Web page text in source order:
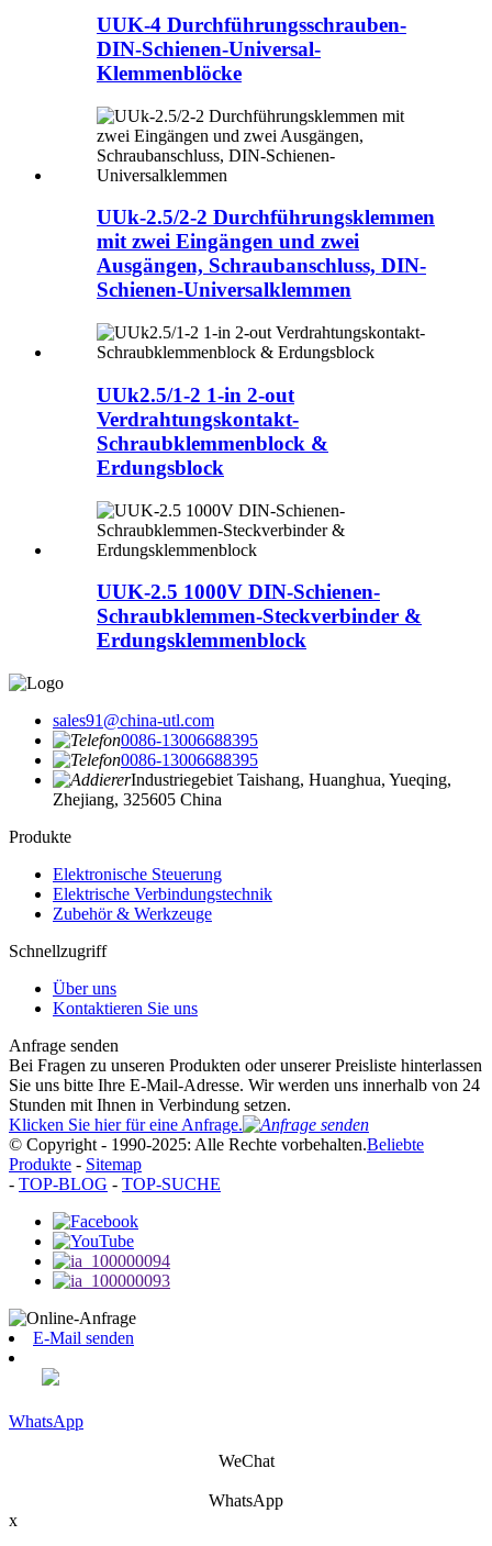
UUK-4 Durchführungsschrauben-
DIN-Schienen-Universal-
Klemmenblöcke
UUk-2.5/2-2 Durchführungsklemmen
mit zwei Eingängen und zwei
Ausgängen, Schraubanschluss, DIN-
Schienen-Universalklemmen
UUk2.5/1-2 1-in 2-out
Verdrahtungskontakt-
Schraubklemmenblock &
Erdungsblock
UUK-2.5 1000V DIN-Schienen-
Schraubklemmen-Steckverbinder &
Erdungsklemmenblock
sales91@china-utl.com
0086-13006688395
0086-13006688395
Industriegebiet Taishang, Huanghua, Yueqing,
Zhejiang, 325605 China
Produkte
Elektronische Steuerung
Elektrische Verbindungstechnik
Zubehör & Werkzeuge
Schnellzugriff
Über uns
Kontaktieren Sie uns
Anfrage senden
Bei Fragen zu unseren Produkten oder unserer Preisliste hinterlassen
Sie uns bitte Ihre E-Mail-Adresse. Wir werden uns innerhalb von 24
Stunden mit Ihnen in Verbindung setzen.
Klicken Sie hier für eine Anfrage.
© Copyright - 1990-2025: Alle Rechte vorbehalten.Beliebte
Produkte - Sitemap
- TOP-BLOG - TOP-SUCHE
E-Mail senden
WhatsApp
WeChat
WhatsApp
x